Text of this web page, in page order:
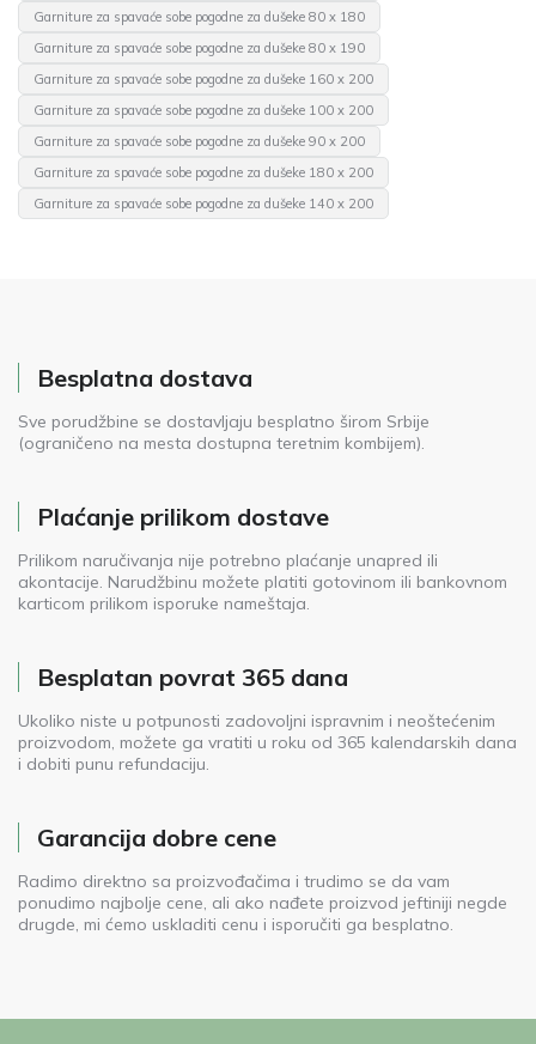
Garniture za spavaće sobe pogodne za dušeke 80 x 180
Garniture za spavaće sobe pogodne za dušeke 80 x 190
Garniture za spavaće sobe pogodne za dušeke 160 x 200
Garniture za spavaće sobe pogodne za dušeke 100 x 200
Garniture za spavaće sobe pogodne za dušeke 90 x 200
Garniture za spavaće sobe pogodne za dušeke 180 x 200
Garniture za spavaće sobe pogodne za dušeke 140 x 200
Besplatna dostava
Sve porudžbine se dostavljaju besplatno širom Srbije
(ograničeno na mesta dostupna teretnim kombijem).
Plaćanje prilikom dostave
Prilikom naručivanja nije potrebno plaćanje unapred ili
akontacije. Narudžbinu možete platiti gotovinom ili bankovnom
karticom prilikom isporuke nameštaja.
Besplatan povrat 365 dana
Ukoliko niste u potpunosti zadovoljni ispravnim i neoštećenim
proizvodom, možete ga vratiti u roku od 365 kalendarskih dana
i dobiti punu refundaciju.
Garancija dobre cene
Radimo direktno sa proizvođačima i trudimo se da vam
ponudimo najbolje cene, ali ako nađete proizvod jeftiniji negde
drugde, mi ćemo uskladiti cenu i isporučiti ga besplatno.